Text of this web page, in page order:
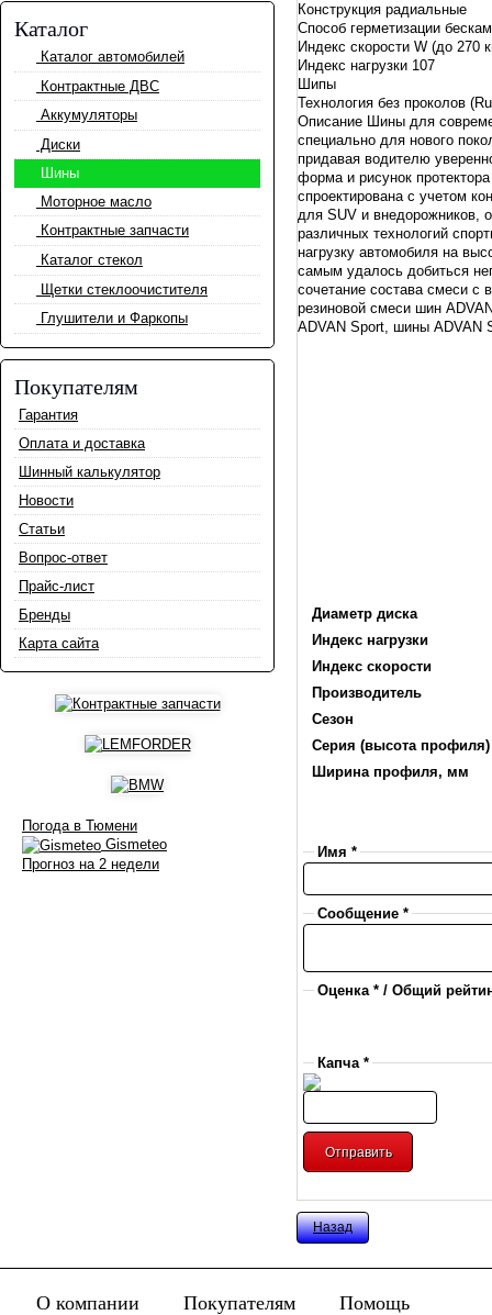
Каталог
Каталог автомобилей
Контрактные ДВС
Аккумуляторы
Диски
Шины
Моторное масло
Контрактные запчасти
Каталог стекол
Щетки стеклоочистителя
Глушители и Фаркопы
Покупателям
Гарантия
Оплата и доставка
Шинный калькулятор
Новости
Статьи
Вопрос-ответ
Прайс-лист
Бренды
Карта сайта
Погода в Тюмени
Gismeteo
Прогноз на 2 недели
Конструкция радиальные
Способ герметизации
Индекс скорости W (до 270
Индекс нагрузки 107
Шипы
Технология без проколов
Описание Шины для
специально для нового
придавая водителю
форма и рисунок
спроектирована с учетом
для SUV и внедорожников,
различных технологий
нагрузку автомобиля на
самым удалось добиться
сочетание состава смеси с
резиновой смеси шин
ADVAN Sport, шины ADVAN
Диаметр диска
Индекс нагрузки
Индекс скорости
Производитель
Сезон
Серия (высота профиля)
Ширина профиля, мм
Имя *
Сообщение *
Оценка * / Общий
Капча *
Назад
О компании Покупателям Помощь